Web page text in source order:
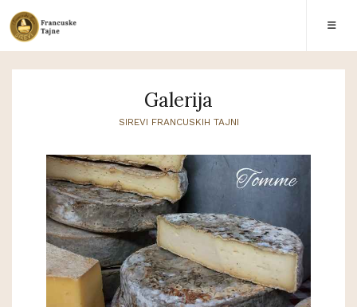
Galerija
SIREVI FRANCUSKIH TAJNI